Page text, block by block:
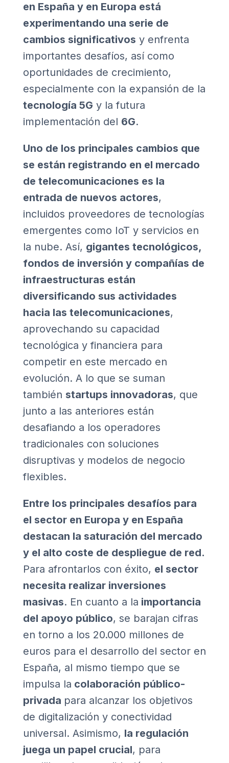
en España y en Europa está
experimentando una serie de
cambios significativos y enfrenta
importantes desafíos, así como
oportunidades de crecimiento,
especialmente con la expansión de la
tecnología 5G y la futura
implementación del 6G.
Uno de los principales cambios que
se están registrando en el mercado
de telecomunicaciones es la
entrada de nuevos actores,
incluidos proveedores de tecnologías
emergentes como IoT y servicios en
la nube. Así, gigantes tecnológicos,
fondos de inversión y compañías de
infraestructuras están
diversificando sus actividades
hacia las telecomunicaciones,
aprovechando su capacidad
tecnológica y financiera para
competir en este mercado en
evolución. A lo que se suman
también startups innovadoras, que
junto a las anteriores están
desafiando a los operadores
tradicionales con soluciones
disruptivas y modelos de negocio
flexibles.
Entre los principales desafíos para
el sector en Europa y en España
destacan la saturación del mercado
y el alto coste de despliegue de red.
Para afrontarlos con éxito, el sector
necesita realizar inversiones
masivas. En cuanto a la importancia
del apoyo público, se barajan cifras
en torno a los 20.000 millones de
euros para el desarrollo del sector en
España, al mismo tiempo que se
impulsa la colaboración público-
privada para alcanzar los objetivos
de digitalización y conectividad
universal. Asimismo, la regulación
juega un papel crucial, para